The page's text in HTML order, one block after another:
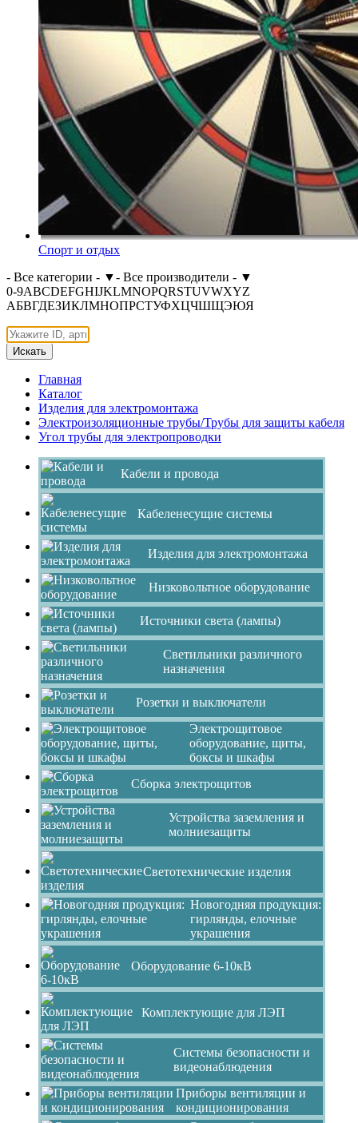
Спорт и отдых
- Все категории - ▼- Все производители - ▼
0-9ABCDEFGHIJKLMNOPQRSTUVWXYZ
АБВГДЕЗИКЛМНОПРСТУФХЦЧШЩЭЮЯ
Искать
Главная
Каталог
Изделия для электромонтажа
Электроизоляционные трубы/Трубы для защиты кабеля
Угол трубы для электропроводки
Кабели и провода
Кабеленесущие системы
Изделия для электромонтажа
Низковольтное оборудование
Источники света (лампы)
Светильники различного
назначения
Розетки и выключатели
Электрощитовое
оборудование, щиты,
боксы и шкафы
Сборка электрощитов
Устройства заземления и
молниезащиты
Светотехнические изделия
Новогодняя продукция:
гирлянды, елочные
украшения
Оборудование 6-10кВ
Комплектующие для ЛЭП
Системы безопасности и
видеонаблюдения
Приборы вентиляции и
кондиционирования